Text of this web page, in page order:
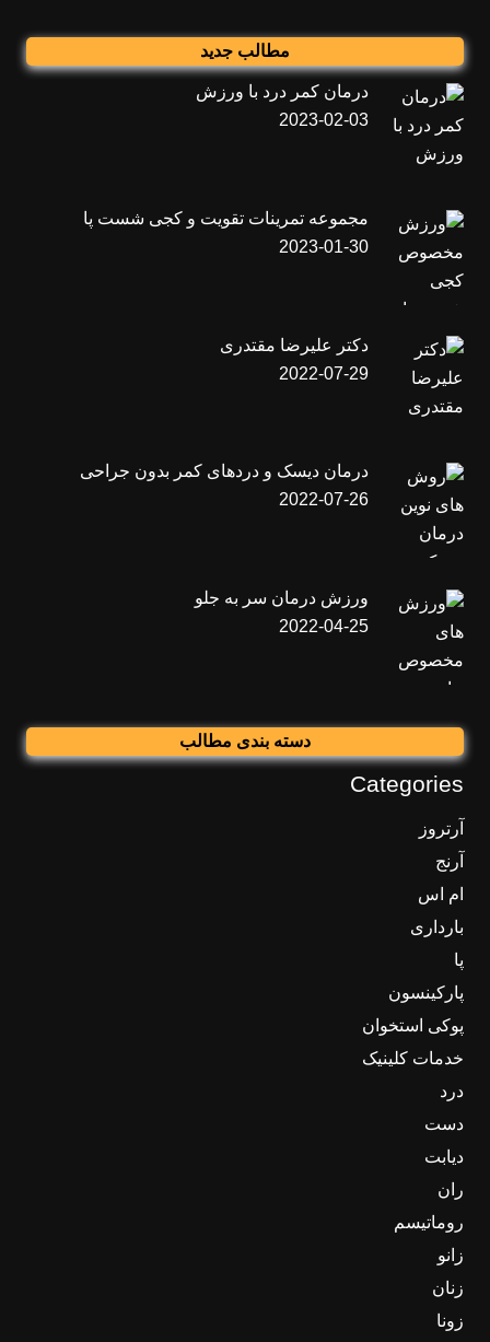
مطالب جدید
درمان کمر درد با ورزش
2023-02-03
مجموعه تمرینات تقویت و کجی شست پا
2023-01-30
دکتر علیرضا مقتدری
2022-07-29
درمان دیسک و دردهای کمر بدون جراحی
2022-07-26
ورزش درمان سر به جلو
2022-04-25
دسته بندی مطالب
Categories
آرتروز
آرنج
ام اس
بارداری
پا
پارکینسون
پوکی استخوان
خدمات کلینیک
درد
دست
دیابت
ران
روماتیسم
زانو
زنان
زونا